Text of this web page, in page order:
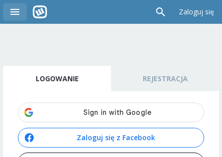
Zaloguj się
LOGOWANIE REJESTRACJA
Zaloguj się z Facebook